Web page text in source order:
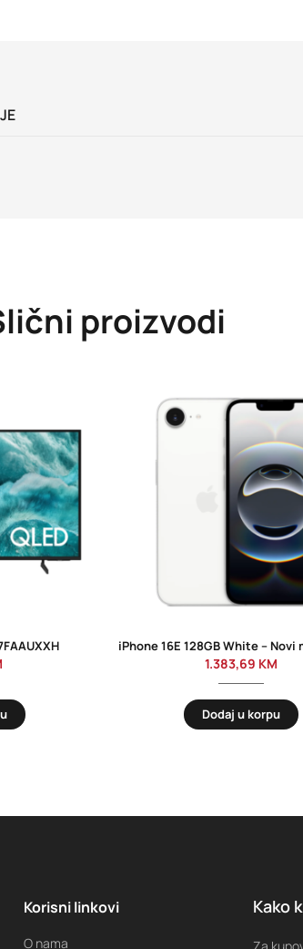
proizvodi
1.383,69 KM
Dodaj u korpu
Korisni linkovi
O nama
Kako